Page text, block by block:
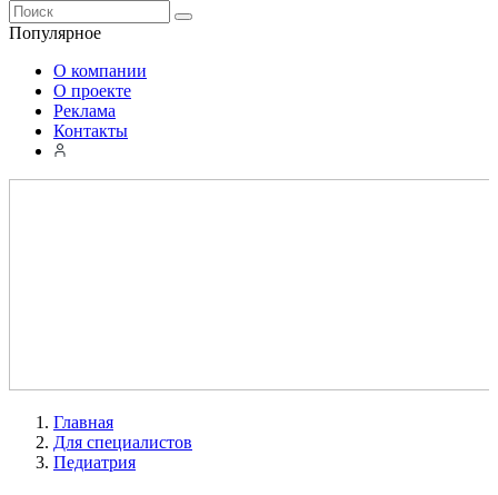
Популярное
О компании
О проекте
Реклама
Контакты
Главная
Для специалистов
Педиатрия